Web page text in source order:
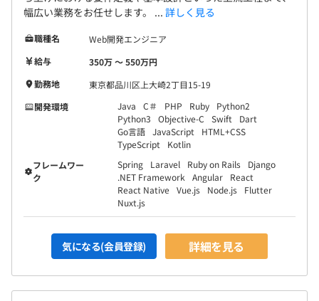
【社員構成】
▶︎テクノロジー&ソリューション事業部：8名
▶︎営業部：4名
※平均年齢は30歳前後／同世代～若手エンジニアが中心
となって活躍しています！
幅広い業務をお任せします。 ... 詳しく見る
職種名
Web開発エンジニア
給与
350万 〜 550万円
勤務地
東京都品川区上大崎2丁目15-19
開発環境
Java C＃ PHP Ruby
Python2
Python3
Objective-C Swift
Dart
Go言語 JavaScript
HTML+CSS
TypeScript
Kotlin
フレームワー
ク
Spring Laravel Ruby on Rails
Django
.NET Framework
Angular
React
React Native Vue.js Node.js
Flutter
Nuxt.js
気になる(会員登録) 詳細を見る